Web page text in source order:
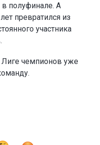
полуфинале. А
превратился из
участника
Лиге чемпионов уже